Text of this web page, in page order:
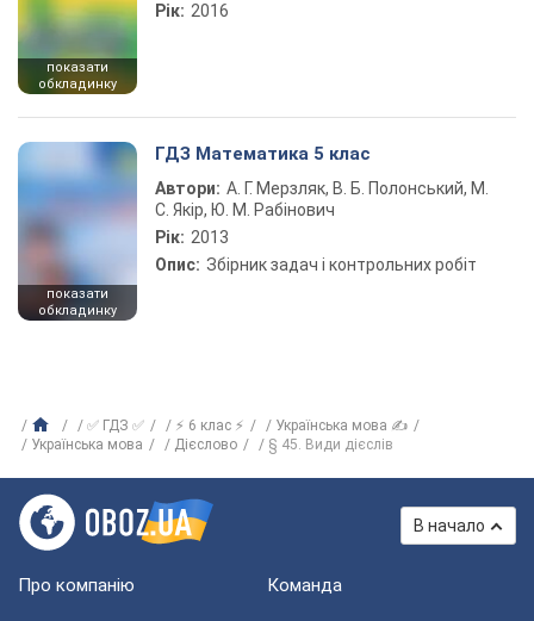
показати
обкладинку
Рік: 2016
показати
обкладинку
ГДЗ Математика 5 клас
Автори: А. Г. Мерзляк, В. Б. Полонський, М.
С. Якір, Ю. М. Рабінович
Рік: 2013
Опис: Збірник задач і контрольних робіт
✅ ГДЗ ✅ ⚡ 6 клас ⚡
Українська мова ✍
Українська мова
Дієслово § 45. Види дієслів
В начало
Про компанію Команда